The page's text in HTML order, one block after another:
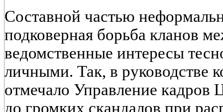
Составной частью
подковерная борьба кланов
ведомственные интересы
личными. Так, в руководстве
отмечало Управление
до громких скандалов при